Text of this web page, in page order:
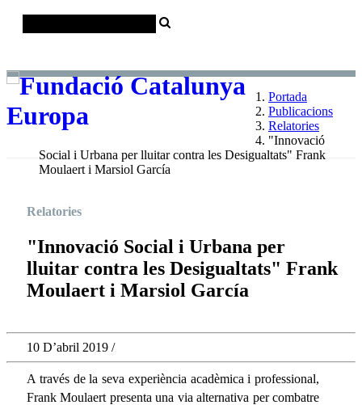
Portada
Publicacions
Relatories
"Innovació
Social i Urbana per lluitar contra les Desigualtats" Frank
Moulaert i Marsiol García
Relatories
"Innovació Social i Urbana per
lluitar contra les Desigualtats" Frank
Moulaert i Marsiol García
10 D’abril 2019 /
A través de la seva experiència acadèmica i professional,
Frank Moulaert presenta una via alternativa per combatre